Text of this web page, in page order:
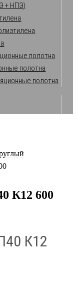
+ НПЭ)
полотна
полотна
полотна
К12